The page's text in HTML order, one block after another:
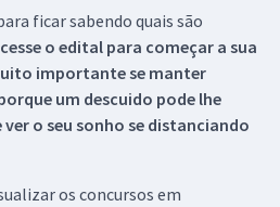
ficar sabendo quais são
o edital para começar a sua
importante se manter
um descuido pode lhe
o seu sonho se distanciando
os concursos em